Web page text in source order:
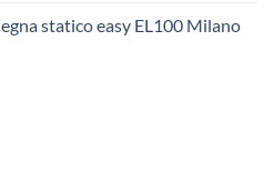
statico easy EL100 Milano